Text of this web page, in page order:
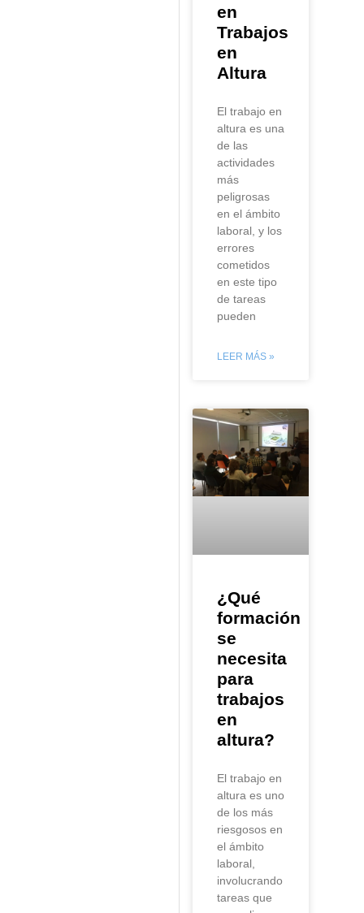
en
Trabajos
en
Altura
El trabajo en
altura es una
de las
actividades
más
peligrosas
en el ámbito
laboral, y los
errores
cometidos
en este tipo
de tareas
pueden
LEER MÁS »
¿Qué
formación
se
necesita
para
trabajos
en
altura?
El trabajo en
altura es uno
de los más
riesgosos en
el ámbito
laboral,
involucrando
tareas que